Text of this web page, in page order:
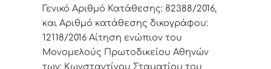
Γενικό Αριθμό Κατάθεσης: 82388/2016,
και Αριθμό κατάθεσης δικογράφου:
12118/2016 Αίτηση ενώπιον του
Μονομελούς Πρωτοδικείου Αθηνών
των: Κωνσταντίνου Σταματίου του